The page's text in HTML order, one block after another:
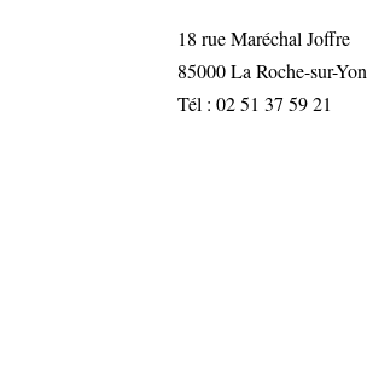
18 rue Maréchal Joffre
85000 La Roche-sur-Yon
Tél : 02 51 37 59 21